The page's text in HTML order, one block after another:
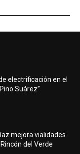
electrificación en el
Suárez”
mejora vialidades
del Verde